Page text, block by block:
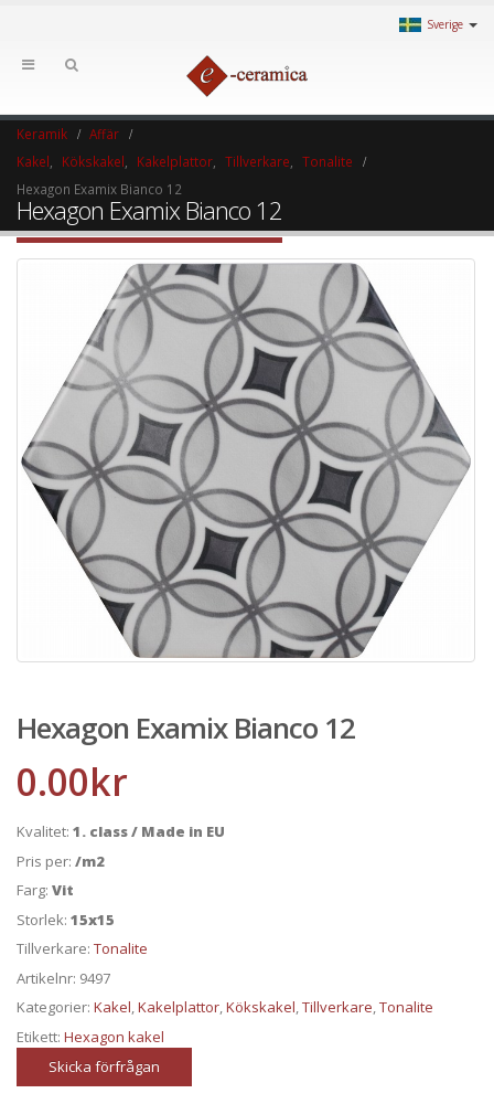
Sverige
Keramik
Affär
Kakel
Kökskakel Kakelplattor Tillverkare
Tonalite
Hexagon Examix Bianco 12
Hexagon Examix Bianco 12
Hexagon Examix Bianco 12
0.00kr
Kvalitet: 1. class / Made in EU
Pris per: /m2
Farg: Vit
Storlek: 15x15
Tillverkare: Tonalite
Artikelnr: 9497
Kategorier: Kakel,Kakelplattor,Kökskakel,Tillverkare,Tonalite
Etikett: Hexagon kakel
Skicka förfrågan